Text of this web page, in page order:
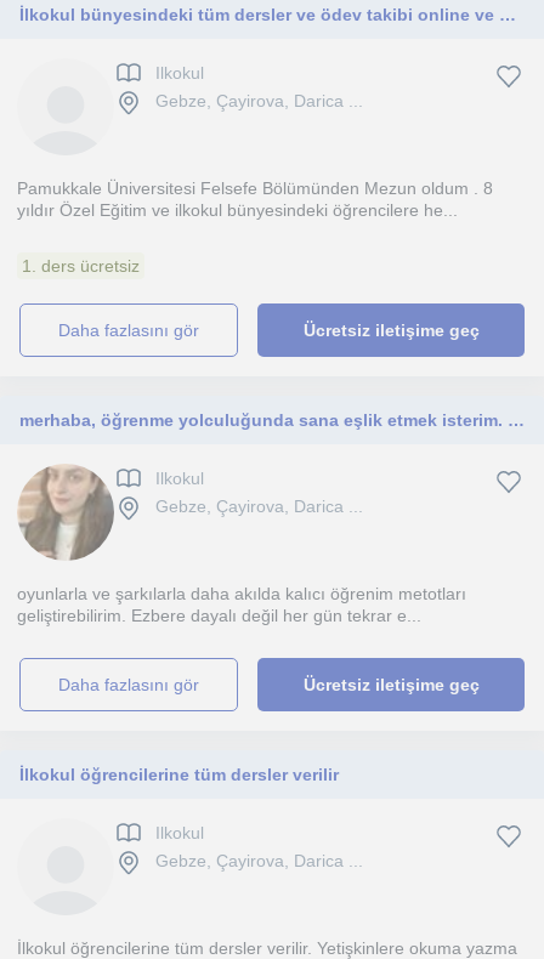
İlkokul bünyesindeki tüm dersler ve ödev takibi online ve yüz yüze
Ilkokul
Gebze, Çayirova, Darica ...
Pamukkale Üniversitesi Felsefe Bölümünden Mezun oldum . 8
yıldır Özel Eğitim ve ilkokul bünyesindeki öğrencilere he...
1. ders ücretsiz
daha fazlasını gör Ücretsiz iletişime geç
merhaba, öğrenme yolculuğunda sana eşlik etmek isterim. Yeni bir şeyler deneyelim mi?
Ilkokul
Gebze, Çayirova, Darica ...
oyunlarla ve şarkılarla daha akılda kalıcı öğrenim metotları
geliştirebilirim. Ezbere dayalı değil her gün tekrar e...
daha fazlasını gör Ücretsiz iletişime geç
İlkokul öğrencilerine tüm dersler verilir
Ilkokul
Gebze, Çayirova, Darica ...
İlkokul öğrencilerine tüm dersler verilir. Yetişkinlere okuma yazma